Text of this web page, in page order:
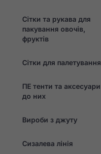
Сітки та рукава для
пакування овочів,
фруктів
Сітки для палетування
ПЕ тенти та аксесуари
до них
Вироби з джуту
Сизалева лінія